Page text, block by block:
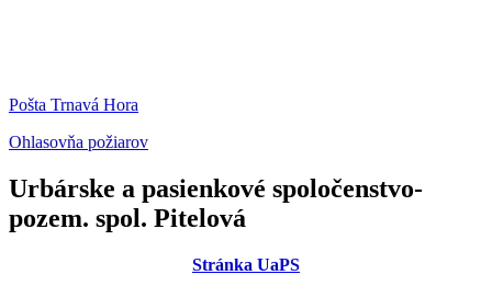
Pošta Trnavá Hora
Ohlasovňa požiarov
Urbárske a pasienkové spoločenstvo-
pozem. spol. Pitelová
Stránka UaPS